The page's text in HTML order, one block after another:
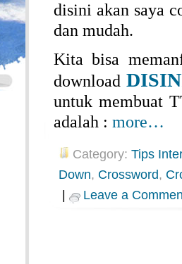
disini akan saya
dan mudah.
Kita bisa
download
untuk membuat
adalah : more…
Category: Tips
Down, Crossword,
Leave a